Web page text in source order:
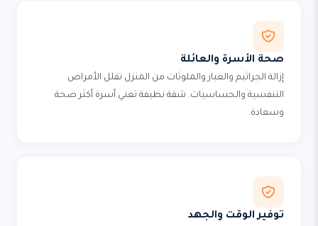
صحة الأسرة والعائلة
إزالة الجراثيم والغبار والملوثات من المنزل تقلل الأمراض
التنفسية والحساسيات. شقة نظيفة تعني أسرة أكثر صحة
وسعادة.
توفير الوقت والجهد